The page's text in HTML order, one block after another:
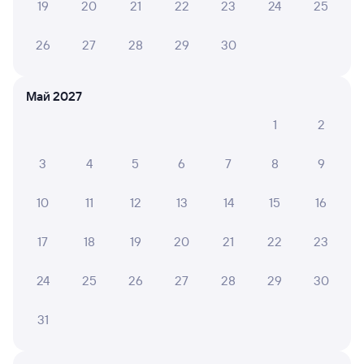
на другой поезд?
19 20 21 22 23 24 25
26 27 28 29 30
Май 2027
1
2
3 4 5 6 7 8 9
10 11 12 13 14 15 16
17 18 19 20 21 22 23
24 25 26 27 28 29 30
31